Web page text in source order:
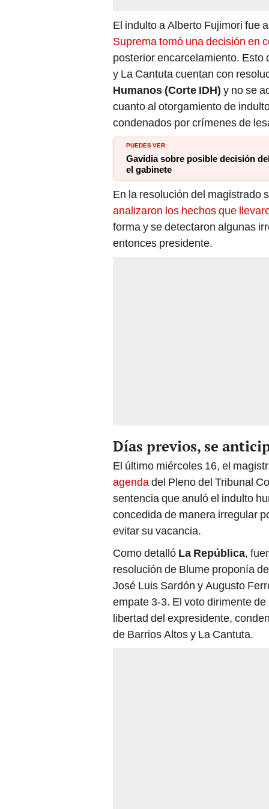
El indulto a Alberto Fujimori fue
Suprema tomó una decisión en
posterior encarcelamiento. Esto
y La Cantuta cuentan con
Humanos (Corte IDH) y no se
cuanto al otorgamiento de
condenados por crímenes de
PUEDES VER:
Gavidia sobre posible decisión
el gabinete
En la resolución del magistrado
analizaron los hechos que
forma y se detectaron algunas
entonces presidente.
Días previos, se
El último miércoles 16, el
agendadel Pleno del Tribunal
sentencia que anuló el indulto
concedida de manera irregular
evitar su vacancia.
Como detalló La República,
resolución de Blume proponía
José Luis Sardón y Augusto
empate 3-3. El voto dirimente
libertad del expresidente,
de Barrios Altos y La Cantuta.